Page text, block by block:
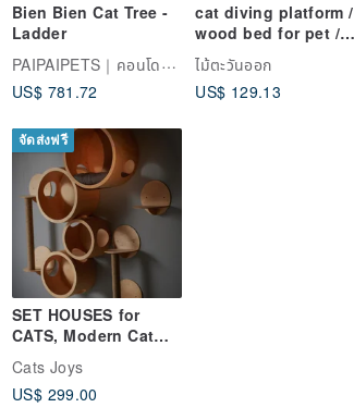
Bien Bien Cat Tree -
Ladder
PAIPAIPETS｜คอนโดแมว・ตู้เก็บกระบะทรายแมว・เฟอร์นิเจอร์สัตว์เลี้ยง
US$ 781.72
cat diving platform /
wood bed for pet /
pet bowl / cat bowl
ไม้ตะวันออก
US$ 129.13
จัดส่งฟรี
SET HOUSES for
CATS, Modern Cat
Furniture, Gift for Cat
Lover, Cat Gift, Cat
Hou
Cats Joys
US$ 299.00